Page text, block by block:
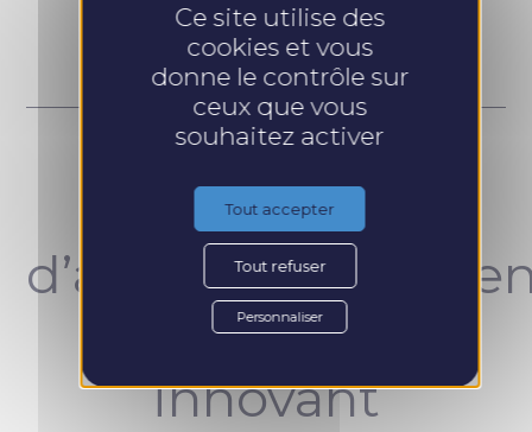
Un concept
unique et
innovant
Ce site utilise des
cookies et vous
donne le contrôle sur
ceux que vous
souhaitez activer
Tout accepter
Tout refuser
Personnaliser